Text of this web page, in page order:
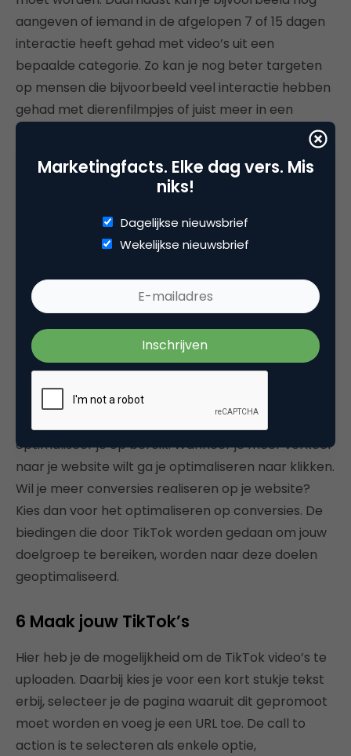
aangeven of iemand in de afgelopen 7 of 15 dagen
interactie heeft gehad met video’s uit een
bepaalde categorie. Zo kan je nog beter targeten
op mensen die bijvoorbeeld veel interactie hebben
gehad met dierenfilmpjes of juist meer in een
beauty niche.
4 Stel je budget in en plan de
In het gedeelte van budget en planning, kies je het
dagbudget van jouw advertentiegroep. Dit kan ook
een totaalbudget voor de duur van een campagne.
Het minimale dagbudget van een advertentiegroep
advertenties vallen.
5 Kies je optimalisatiedoel
optimaliseer je op bereik. Wanneer je meer verkeer
naar je website wilt ga je optimaliseren naar klikken.
Wil je meer conversies realiseren op je website?
Kies dan voor het optimaliseren op conversies. De
biedingen die door TikTok worden gedaan om jouw
doelgroep te bereiken, worden naar deze doelen
geoptimaliseerd.
6 Maak jouw TikTok’s
Hier heb je de mogelijkheid om de TikTok video’s te
uploaden. Daarbij kies je voor een kort stukje tekst
erbij, selecteer je de pagina waaruit dit gepromoot
moet worden en voeg je een URL toe. De call to
action is te selecteren als enkele optie,
Marketingfacts. Elke dag vers. Mis
niks!
Dagelijkse nieuwsbrief
Wekelijkse nieuwsbrief